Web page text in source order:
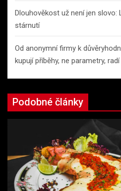
Dlouhověkost už není jen slovo:
stárnutí
Od anonymní firmy k
kupují příběhy, ne parametry,
Podobné články